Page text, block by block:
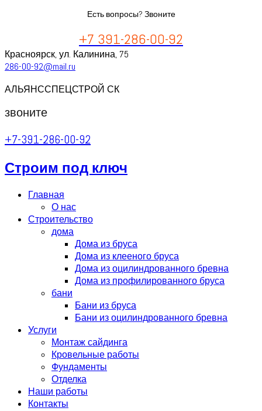
Есть вопросы? Звоните
+7 391-286-00-92
Красноярск, ул. Калинина, 75
286-00-92@mail.ru
АЛЬЯНССПЕЦСТРОЙ СК
звоните
+7-391-286-00-92
Строим под ключ
Главная
О нас
Строительство
дома
Дома из бруса
Дома из клееного бруса
Дома из оцилиндрованного бревна
Дома из профилированного бруса
бани
Бани из бруса
Бани из оцилиндрованного бревна
Услуги
Монтаж сайдинга
Кровельные работы
Фундаменты
Отделка
Наши работы
Контакты